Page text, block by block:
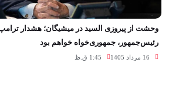
وحشت از پیروزی السید در میشیگان؛ هشدار
رئیس‌جمهور، جمهوری‌خواه خواهم بود
16 مرداد 1405 1:45 ق.ظ